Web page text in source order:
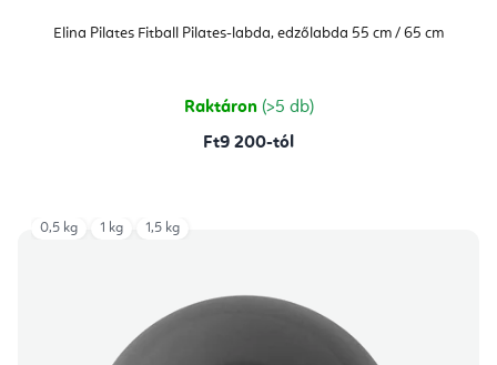
Elina Pilates Fitball Pilates-labda, edzőlabda 55 cm / 65 cm
Raktáron (>5 db)
Ft9 200-tól
0,5 kg 1 kg 1,5 kg